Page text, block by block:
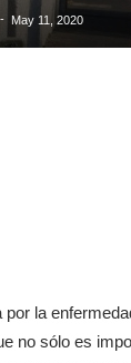
- May 11, 2020
por la
no sólo es